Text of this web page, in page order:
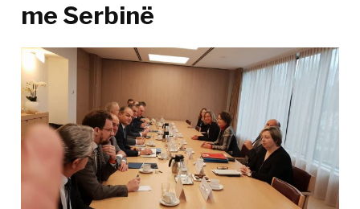
me Serbinë